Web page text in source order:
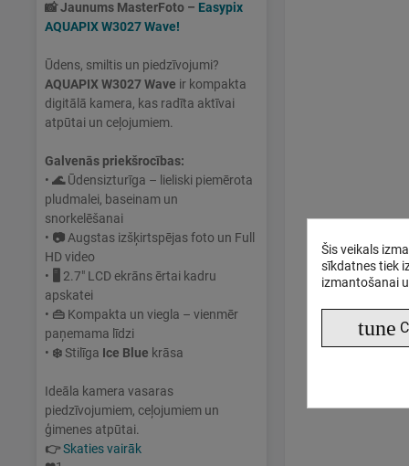
Šis veikals
sīkdatnes tiek
izmantošanai
tune
📸Jaunums MasterFoto – Easypix
AQUAPIX W3027 Wave!
Ūdens, smiltis un piedzīvojumi?
AQUAPIX W3027 Wave ir kompakta
digitālā kamera, kas radīta aktīvai
atpūtai un ceļojumiem.
Galvenās priekšrocības:
• 🌊Ūdensizturīga – lieliski piemērota
pludmalei, baseinam un
snorkelēšanai
• 📷 Augstas izšķirtspējas foto un Full
HD video
• 🖥 2.7" LCD ekrāns ērtai kadru
apskatei
• 👜 Kompakta un viegla – vienmēr
paņemama līdzi
• ❄️Stilīga Ice Blue krāsa
Ideāla kamera vasaras
piedzīvojumiem, ceļojumiem un
ģimenes atpūtai.
👉Skaties vairāk